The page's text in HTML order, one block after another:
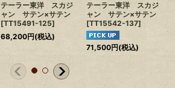
テーラー東洋 スカジ
ャン サテン×サテン
[TT15491-125]
68,200円(税込)
テーラー東洋 スカジ
ャン サテン×サテン
[TT15542-137]
71,500円(税込)